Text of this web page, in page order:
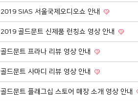
2019 SIAS 서울국제오디오쇼 안내
2019 골드문트 신제품 런칭쇼 영상 안내
골드문트 프라나 리뷰 영상 안내
골드문트 사마디 리뷰 영상 안내
골드문트 플래그십 스토어 매장 소개 영상 안내